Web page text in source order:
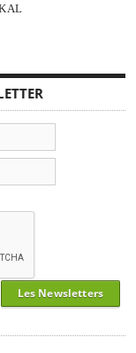
Les Newsletters